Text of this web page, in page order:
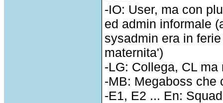
-IO: User, ma con
ed admin informale
sysadmin era in
maternita')
-LG: Collega, CL
-MB: Megaboss che
-E1, E2 ... En: